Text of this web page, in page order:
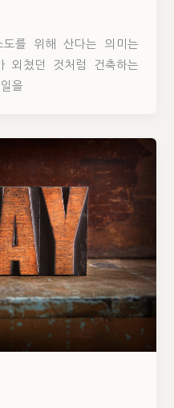
를 위해 산다는 의미는
외쳤던 것처럼 건축하는
을